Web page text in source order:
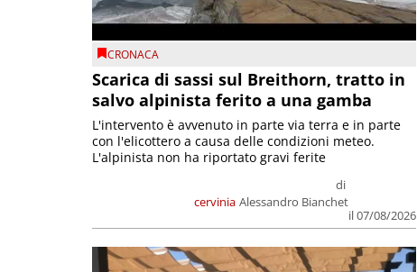
CRONACA
Scarica di sassi sul Breithorn, tratto in
salvo alpinista ferito a una gamba
cervinia
di
Alessandro Bianchet
il 07/08/2026
L'intervento è avvenuto in parte via terra e in parte
con l'elicottero a causa delle condizioni meteo.
L'alpinista non ha riportato gravi ferite